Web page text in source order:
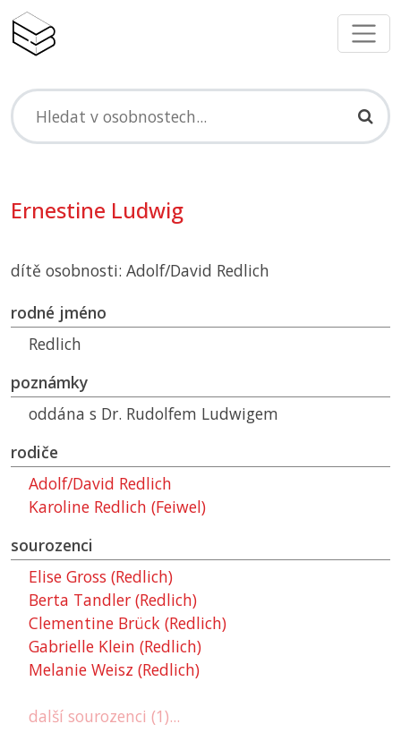
Ernestine Ludwig
dítě osobnosti: Adolf/David Redlich
rodné jméno
Redlich
poznámky
oddána s Dr. Rudolfem Ludwigem
rodiče
Adolf/David Redlich
Karoline Redlich (Feiwel)
sourozenci
Elise Gross (Redlich)
Berta Tandler (Redlich)
Clementine Brück (Redlich)
Gabrielle Klein (Redlich)
Melanie Weisz (Redlich)
další sourozenci (1)...